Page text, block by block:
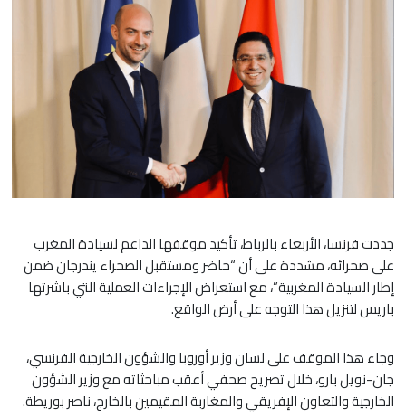
جددت فرنسا، الأربعاء بالرباط، تأكيد موقفها الداعم لسيادة المغرب
على صحرائه، مشددة على أن “حاضر ومستقبل الصحراء يندرجان ضمن
إطار السيادة المغربية”، مع استعراض الإجراءات العملية التي باشرتها
باريس لتنزيل هذا التوجه على أرض الواقع.
وجاء هذا الموقف على لسان وزير أوروبا والشؤون الخارجية الفرنسي،
جان-نويل بارو، خلال تصريح صحفي أعقب مباحثاته مع وزير الشؤون
الخارجية والتعاون الإفريقي والمغاربة المقيمين بالخارج، ناصر بوريطة.